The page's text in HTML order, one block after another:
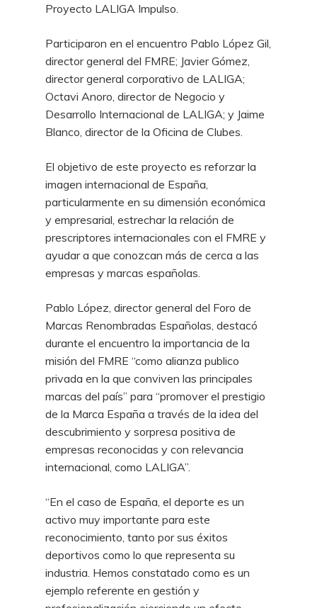
Proyecto LALIGA Impulso.
Participaron en el encuentro Pablo López Gil,
director general del FMRE; Javier Gómez,
director general corporativo de LALIGA;
Octavi Anoro, director de Negocio y
Desarrollo Internacional de LALIGA; y Jaime
Blanco, director de la Oficina de Clubes.
El objetivo de este proyecto es reforzar la
imagen internacional de España,
particularmente en su dimensión económica
y empresarial, estrechar la relación de
prescriptores internacionales con el FMRE y
ayudar a que conozcan más de cerca a las
empresas y marcas españolas.
Pablo López, director general del Foro de
Marcas Renombradas Españolas, destacó
durante el encuentro la importancia de la
misión del FMRE “como alianza publico
privada en la que conviven las principales
marcas del país” para “promover el prestigio
de la Marca España a través de la idea del
descubrimiento y sorpresa positiva de
empresas reconocidas y con relevancia
internacional, como LALIGA”.
“En el caso de España, el deporte es un
activo muy importante para este
reconocimiento, tanto por sus éxitos
deportivos como lo que representa su
industria. Hemos constatado como es un
ejemplo referente en gestión y